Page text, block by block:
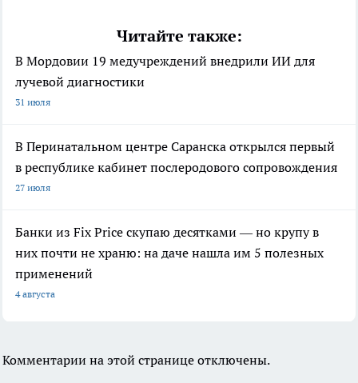
Читайте также:
В Мордовии 19 медучреждений внедрили ИИ для
лучевой диагностики
31 июля
В Перинатальном центре Саранска открылся первый
в республике кабинет послеродового сопровождения
27 июля
Банки из Fix Price скупаю десятками — но крупу в
них почти не храню: на даче нашла им 5 полезных
применений
4 августа
Комментарии на этой странице отключены.